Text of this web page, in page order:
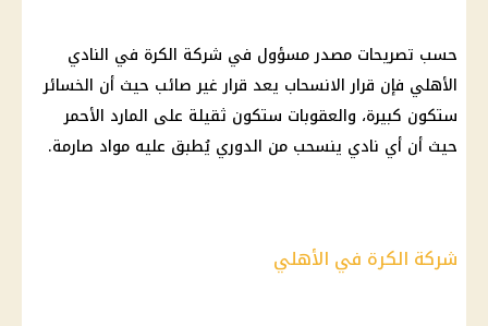
حسب تصريحات مصدر مسؤول في شركة الكرة في النادي
الأهلي فإن قرار الانسحاب يعد قرار غير صائب حيث أن الخسائر
ستكون كبيرة، والعقوبات ستكون ثقيلة على المارد الأحمر
حيث أن أي نادي ينسحب من الدوري يُطبق عليه مواد صارمة.
شركة الكرة في الأهلي